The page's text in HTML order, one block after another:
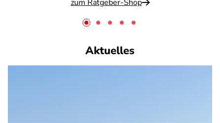
zum Ratgeber-Shop
Aktuelles